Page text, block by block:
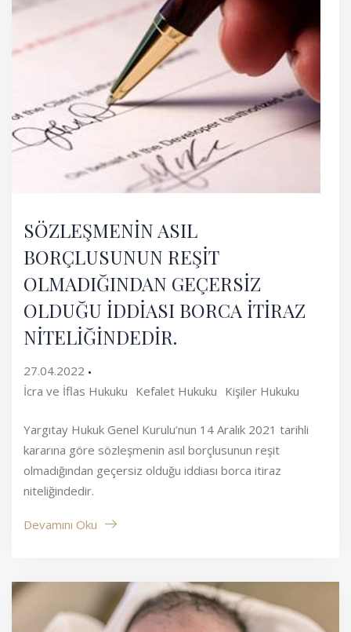
SÖZLEŞMENİN ASIL
BORÇLUSUNUN REŞİT
OLMADIĞINDAN GEÇERSİZ
OLDUĞU İDDİASI BORCA İTİRAZ
NİTELİĞİNDEDİR.
27.04.2022
İcra ve İflas Hukuku Kefalet Hukuku Kişiler Hukuku
Yargıtay Hukuk Genel Kurulu’nun 14 Aralık 2021 tarihli
kararına göre sözleşmenin asıl borçlusunun reşit
olmadığından geçersiz olduğu iddiası borca itiraz
niteliğindedir.
Devamını Oku